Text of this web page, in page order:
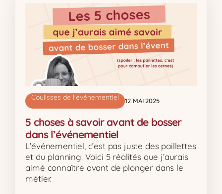
Coulisses de l'événementiel 12 MAI 2025
5 choses à savoir avant de bosser
dans l’événementiel
L’événementiel, c’est pas juste des paillettes
et du planning. Voici 5 réalités que j’aurais
aimé connaître avant de plonger dans le
métier.